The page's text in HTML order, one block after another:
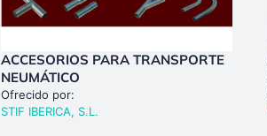
ACCESORIOS PARA TRANSPORTE
NEUMÁTICO
Ofrecido por:
STIF IBERICA, S.L.